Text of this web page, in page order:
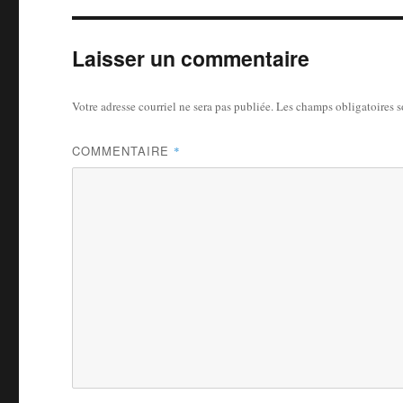
Laisser un commentaire
Votre adresse courriel ne sera pas publiée.Les champs obligatoires
COMMENTAIRE *